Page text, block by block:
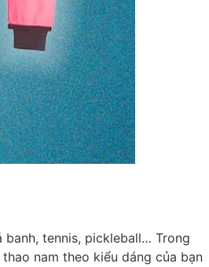
tennis, pickleball… Trong
nam theo kiểu dáng của bạn